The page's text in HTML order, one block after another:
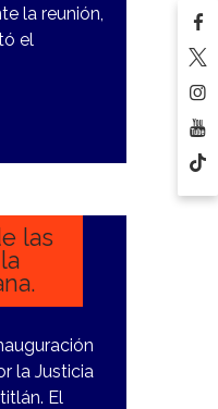
la reunión,
el
las
la Justicia
El